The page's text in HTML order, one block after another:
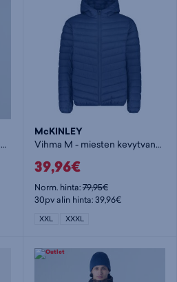
Quest Synthetic Jacket M - miesten kevytvanutakki
McKINLEY
Vihma M - miesten kevytvanutakki
39,96€
Norm. hinta:79,95€
30pv alin hinta: 39,96€
XXL XXXL